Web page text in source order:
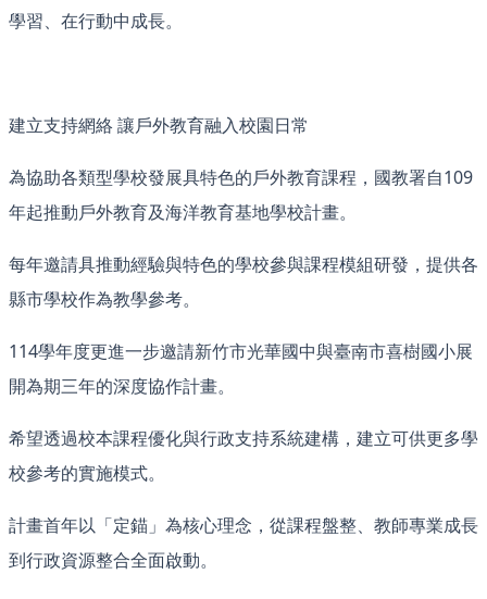
學習、在行動中成長。
建立支持網絡 讓戶外教育融入校園日常
為協助各類型學校發展具特色的戶外教育課程，國教署自109
年起推動戶外教育及海洋教育基地學校計畫。
每年邀請具推動經驗與特色的學校參與課程模組研發，提供各
縣市學校作為教學參考。
114學年度更進一步邀請新竹市光華國中與臺南市喜樹國小展
開為期三年的深度協作計畫。
希望透過校本課程優化與行政支持系統建構，建立可供更多學
校參考的實施模式。
計畫首年以「定錨」為核心理念，從課程盤整、教師專業成長
到行政資源整合全面啟動。